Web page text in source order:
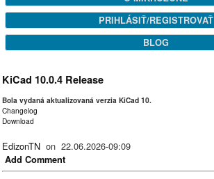
PRIHLÁSIŤ/REGISTROVAŤ
BLOG
KiCad 10.0.4 Release
Bola vydaná aktualizovaná verzia KiCad 10.
Changelog
Download
EdizonTN on 22.06.2026-09:09
Add Comment